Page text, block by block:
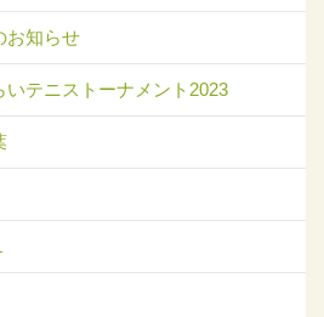
お知らせ
いテニストーナメント2023